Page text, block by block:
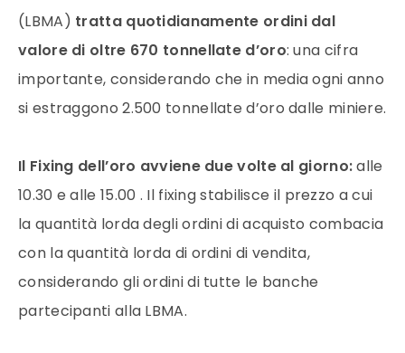
(LBMA) tratta quotidianamente ordini dal
valoredi oltre 670 tonnellate d’oro: una cifra
importante, considerando che in media ogni anno
si estraggono 2.500 tonnellate d’oro dalle miniere.
Il Fixing dell’oro avviene due volte al giorno:alle
10.30 e alle 15.00 . Il fixing stabilisce il prezzo a cui
la quantità lorda degli ordini di acquisto combacia
con la quantità lorda di ordini di vendita,
considerando gli ordini di tutte le banche
partecipanti alla LBMA.